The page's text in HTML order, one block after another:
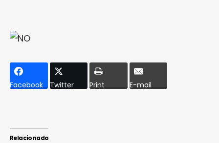
Facebook Twitter Print E-mail
Relacionado